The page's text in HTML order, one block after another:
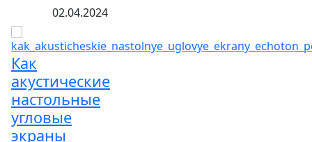
02.04.2024
Как
акустические
настольные
угловые
экраны